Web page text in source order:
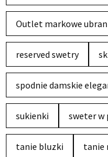
Outlet markowe
reserved swetry
spodnie damskie
sukienki sweter w
tanie bluzki tanie